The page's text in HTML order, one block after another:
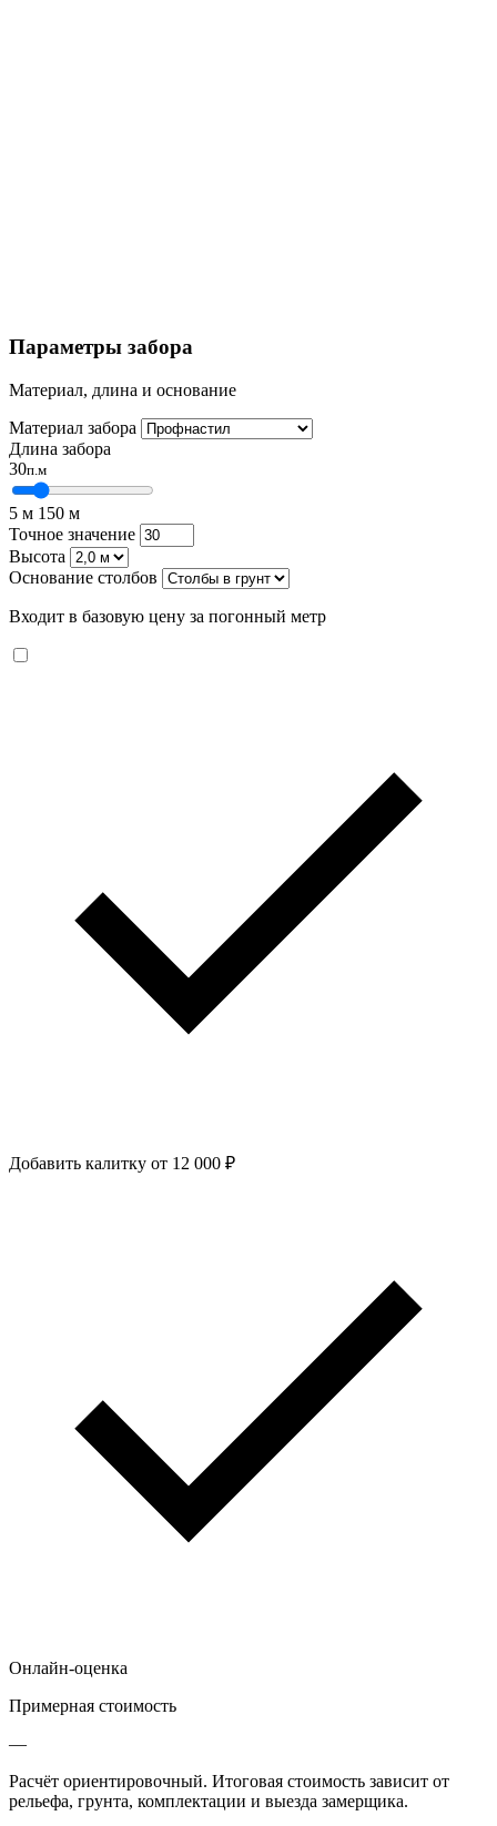
Параметры забора
Материал, длина и основание
Материал забора
Длина забора
30п.м
5 м 150 м
Точное значение
Высота
Основание столбов
Входит в базовую цену за погонный метр
Добавить калитку от 12 000 ₽
Онлайн-оценка
Примерная стоимость
—
Расчёт ориентировочный. Итоговая стоимость зависит от
рельефа, грунта, комплектации и выезда замерщика.